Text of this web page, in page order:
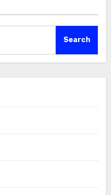
Search